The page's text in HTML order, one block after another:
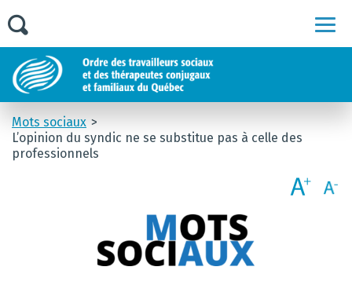
Mots sociaux
L’opinion du syndic ne se substitue pas à celle des
professionnels